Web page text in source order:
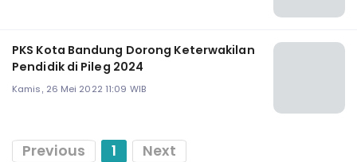
PKS Kota Bandung Dorong Keterwakilan
Pendidik di Pileg 2024
Kamis, 26 Mei 2022 11:09 WIB
Previous 1 Next